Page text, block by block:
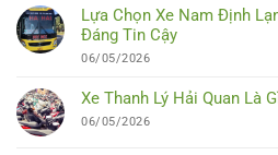
Lựa Chọn Xe Nam Định
Đáng Tin Cậy
06/05/2026
Xe Thanh Lý Hải Quan Là
06/05/2026